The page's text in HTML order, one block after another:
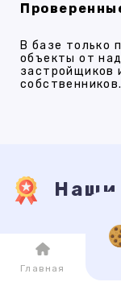
В базе только
объекты от
застройщиков
собственников.
Наши
ПРОДАЖА
Главная